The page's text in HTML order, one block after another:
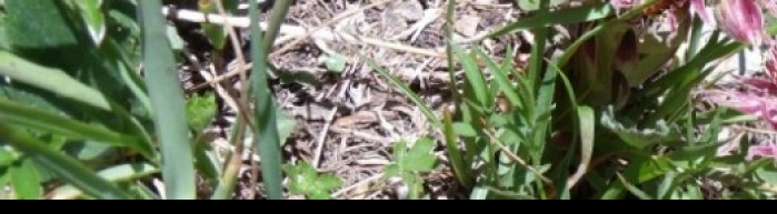
Aller
au
contenu